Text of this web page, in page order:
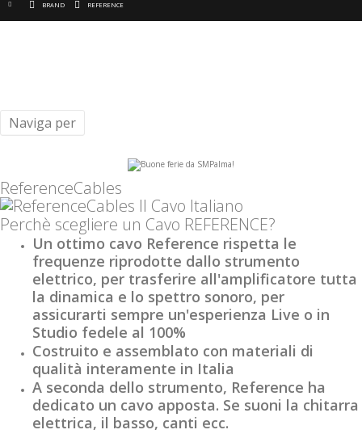
BRAND REFERENCE
ReferenceCables
Perchè scegliere un Cavo REFERENCE?
Un ottimo cavo Reference rispetta le
frequenze riprodotte dallo strumento
elettrico, per trasferire all'amplificatore tutta
la dinamica e lo spettro sonoro, per
assicurarti sempre un'esperienza Live o in
Studio fedele al 100%
Costruito e assemblato con materiali di
qualità interamente in Italia
A seconda dello strumento, Reference ha
dedicato un cavo apposta. Se suoni la chitarra
elettrica, il basso, canti ecc.
Naviga per